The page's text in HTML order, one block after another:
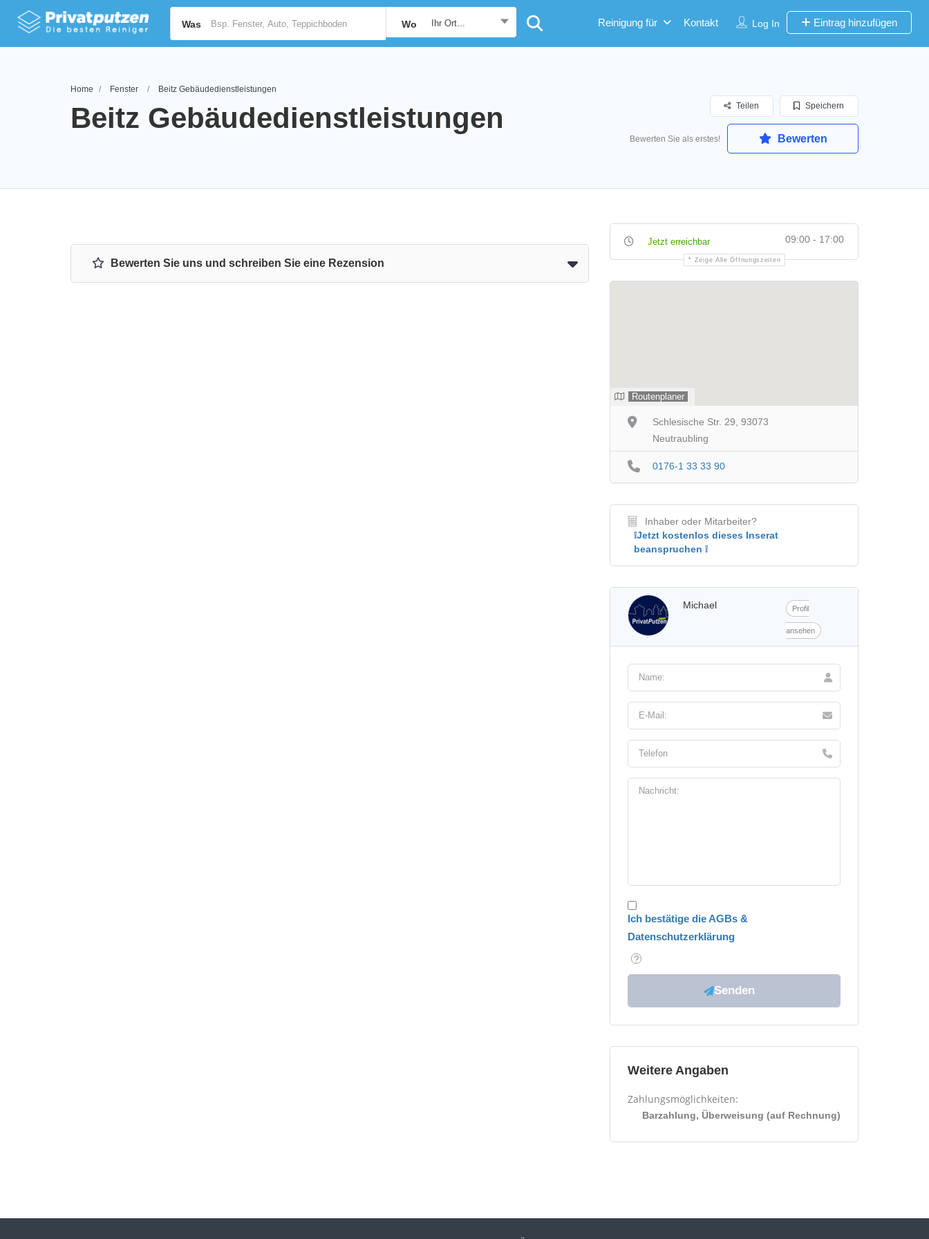
Was Wo Ihr Ort... Log In Eintrag hinzufügen
Reinigung für Kontakt
Home Fenster Beitz Gebäudedienstleistungen
Beitz Gebäudedienstleistungen Speichern
Teilen
Bewerten Sie als erstes! Bewerten
Bewerten Sie uns und schreiben Sie eine Rezension
Jetzt erreichbar 09:00 - 17:00
Zeige Alle Öffnungszeiten
Routenplaner
Schlesische Str. 29, 93073
Neutraubling
0176-1 33 33 90
Inhaber oder Mitarbeiter?
❕Jetzt kostenlos dieses Inserat
beanspruchen ❕
Michael Profil
ansehen
Ich bestätige die AGBs &
Datenschutzerklärung
Weitere Angaben
Zahlungsmöglichkeiten:
Barzahlung, Überweisung (auf Rechnung)